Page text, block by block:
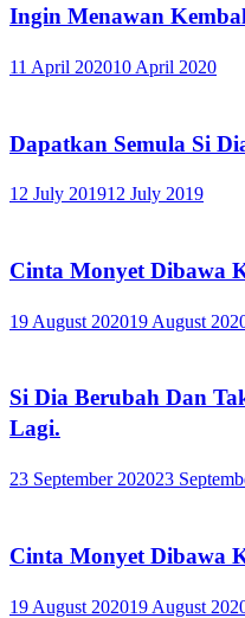
Ingin Menawan
11 April 202010 April 2020
Dapatkan Semula Si
12 July 201912 July 2019
Cinta Monyet Dibawa
19 August 202019 August
Si Dia Berubah Dan
Lagi.
23 September 202023
Cinta Monyet Dibawa
19 August 202019 August